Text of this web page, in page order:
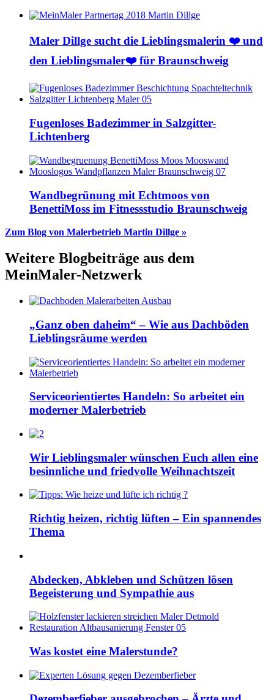
Maler Dillge sucht die Lieblingsmalerin ❤️ und
den Lieblingsmaler❤️ für Braunschweig
Fugenloses Badezimmer in Salzgitter-
Lichtenberg
Wandbegrünung mit Echtmoos von
BenettiMoss im Fitnessstudio Braunschweig
Zum Blog von Malerbetrieb Martin Dillge »
Weitere Blogbeiträge aus dem
MeinMaler-Netzwerk
„Ganz oben daheim“ – Wie aus Dachböden
Lieblingsräume werden
Serviceorientiertes Handeln: So arbeitet ein
moderner Malerbetrieb
Wir Lieblingsmaler wünschen Euch allen eine
besinnliche und friedvolle Weihnachtszeit
Richtig heizen, richtig lüften – Ein spannendes
Thema
Abdecken, Abkleben und Schützen lösen
Begeisterung und Sympathie aus
Was kostet eine Malerstunde?